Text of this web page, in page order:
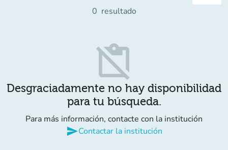
0 resultado
content_paste_off
Desgraciadamente no hay disponibilidad
para tu búsqueda.
Para más información, contacte con la institución
sendContactar la institución